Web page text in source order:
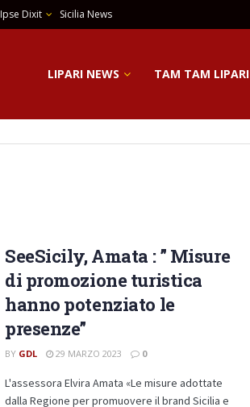
Ipse Dixit Sicilia News
LIPARI NEWS TAM TAM LIPARI
SeeSicily, Amata : ” Misure
di promozione turistica
hanno potenziato le
presenze”
BY GDL 29 MARZO 2023 0
L'assessora Elvira Amata «Le misure adottate
dalla Regione per promuovere il brand Sicilia e